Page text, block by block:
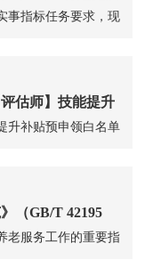
事指标任务要求，现
定方案如下。...
估师】技能提升
么办？
升补贴预申领白名单
升补贴申领条件，并
日起12个月内，就可
！...
（GB/T 42195
载
老服务工作的重要指